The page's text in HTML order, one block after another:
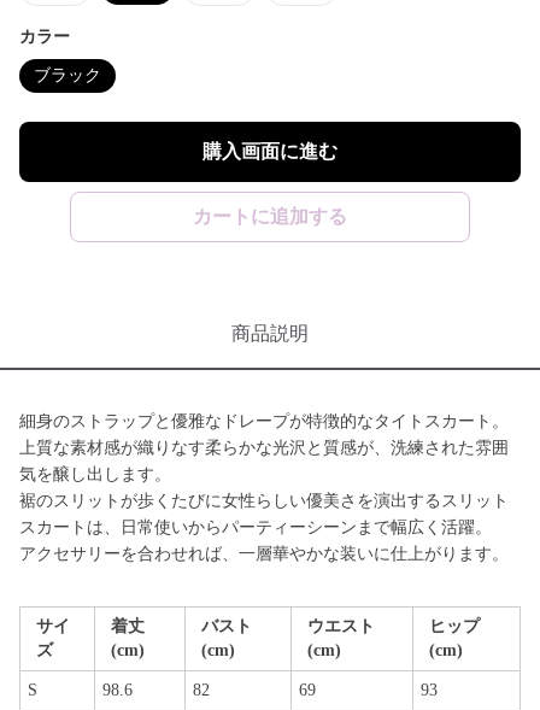
カラー
ブラック
購入画面に進む
カートに追加する
商品説明
細身のストラップと優雅なドレープが特徴的なタイトスカート。
上質な素材感が織りなす柔らかな光沢と質感が、洗練された雰囲
気を醸し出します。
裾のスリットが歩くたびに女性らしい優美さを演出するスリット
スカートは、日常使いからパーティーシーンまで幅広く活躍。
アクセサリーを合わせれば、一層華やかな装いに仕上がります。
サイ
ズ
着丈
(cm)
バスト
(cm)
ウエスト
(cm)
ヒップ
(cm)
S 98.6 82 69 93